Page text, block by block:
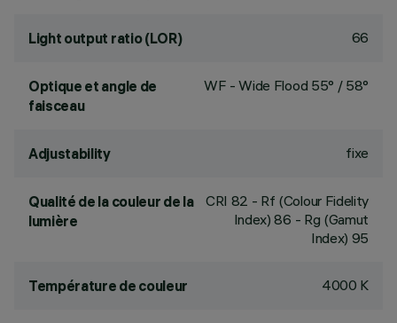
Light output ratio (LOR) 66
Optique et angle de
faisceau
WF - Wide Flood 55° / 58°
Adjustability fixe
Qualité de la couleur de la
lumière
CRI 82 - Rf (Colour Fidelity
Index) 86 - Rg (Gamut
Index) 95
Température de couleur 4000 K